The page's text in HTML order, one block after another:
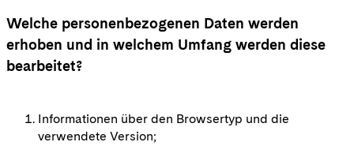
Welche personenbezogenen Daten werden
erhoben und in welchem Umfang werden diese
bearbeitet?
Informationen über den Browsertyp und die
verwendete Version;